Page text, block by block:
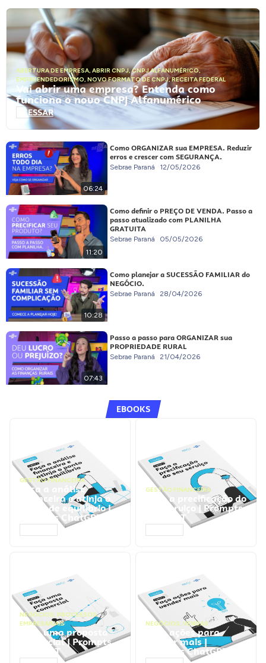
ABERTURA DE EMPRESA, ABRIR CNPJ,CNPJ ALFANUMÉRICO,
EMPREENDEDORISMO, NOVO FORMATO DE CNPJ,RECEITA FEDERAL
Vai abrir uma empresa? Entenda como
funciona o novo CNPJ Alfanumérico
ACESSAR
06:24
Como ORGANIZAR sua EMPRESA. Reduzir
erros e crescer com SEGURANÇA.
Sebrae Paraná 12/05/2026
11:20
Como definir o PREÇO DE VENDA. Passo a
passo atualizado com PLANILHA
GRATUITA
Sebrae Paraná 05/05/2026
10:28
Como planejar a SUCESSÃO FAMILIAR do
NEGÓCIO.
Sebrae Paraná 28/04/2026
07:43
Passo a passo para ORGANIZAR sua
PROPRIEDADE RURAL
Sebrae Paraná 21/04/2026
EBOOKS
GESTÃO FINANCEIRA
Faça a análise
financeira e atinja o
ponto de equilíbrio |
Prompts ChatGPT
GESTÃO FINANCEIRA
Faça a precificação do
seu serviço | Prompts
ChatGPT
NEGÓCIOS, PROCESSOS
EMPRESARIAIS
Faça uma proposta
comercial | Prompts
ChatGPT
NEGÓCIOS, VENDAS
Faça ações para
vender mais |
Prompts ChatGPT